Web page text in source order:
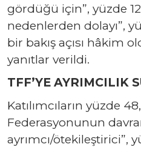
gördüğü için”, yüzde
nedenlerden dolayı”,
bir bakış açısı hâkim
yanıtlar verildi.
TFF’YE AYRIMCILIK
Katılımcıların yüzde
Federasyonunun
ayrımcı/ötekileştirici”,